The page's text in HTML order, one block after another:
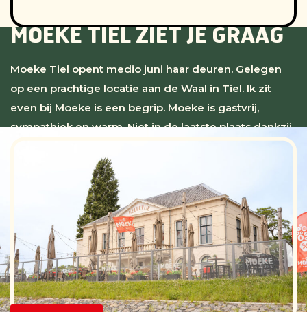
MOEKE TIEL ZIET JE GRAAG
Moeke Tiel opent medio juni haar deuren. Gelegen
op een prachtige locatie aan de Waal in Tiel. Ik zit
even bij Moeke is een begrip. Moeke is gastvrij,
sympathiek en warm. Niet in de laatste plaats dankzij
haar medewerkers. Het is aan jou om er nog meer uit
halen. Zodat gasten met alle liefde en plezier
zeggen: Ik zit even bij Moeke. Moeke heeft goed
bedacht wat ze wil voor haar team en waar ze zorg
voor dragen: Bij Moeke kan alles, Moeke is een café
waar je ook iets kan eten, bij Moeke is alles lekker
normaal, bij Moeke is kwaliteit vanzelfsprekend en bij
Moeke voel je je thuis!